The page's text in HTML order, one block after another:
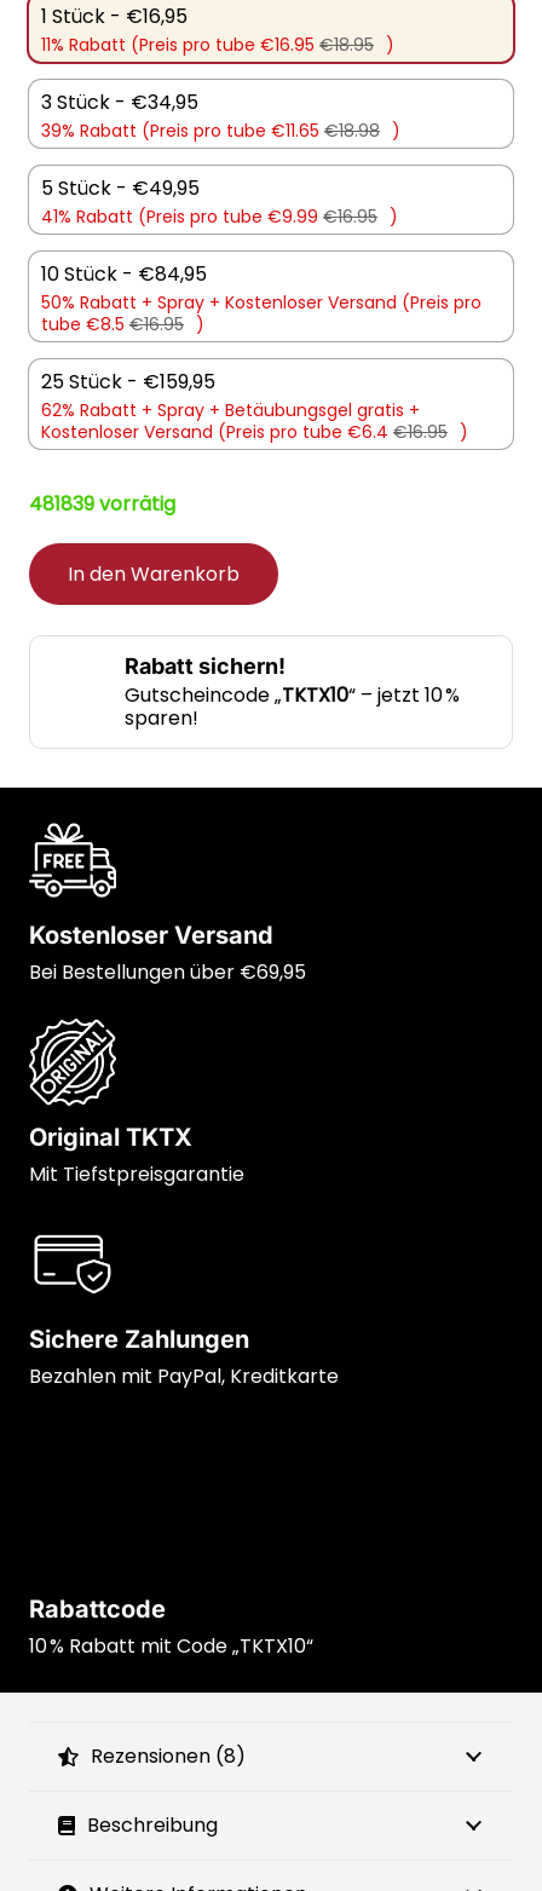
1 Stück - €16,95
11% Rabatt (Preis pro tube €16.95 €18.95 )
3 Stück - €34,95
39% Rabatt (Preis pro tube €11.65 €18.98 )
5 Stück - €49,95
41% Rabatt (Preis pro tube €9.99 €16.95 )
10 Stück - €84,95
50% Rabatt + Spray + Kostenloser Versand (Preis pro
tube €8.5 €16.95 )
25 Stück - €159,95
62% Rabatt + Spray + Betäubungsgel gratis +
Kostenloser Versand (Preis pro tube €6.4 €16.95 )
481839 vorrätig
In den Warenkorb
Rabatt sichern!
Gutscheincode „TKTX10“ – jetzt 10 %
sparen!
Kostenloser Versand
Bei Bestellungen über €69,95
Original TKTX
Mit Tiefstpreisgarantie
Sichere Zahlungen
Bezahlen mit PayPal, Kreditkarte
Rabattcode
10 % Rabatt mit Code „TKTX10“
Rezensionen (8)
Beschreibung